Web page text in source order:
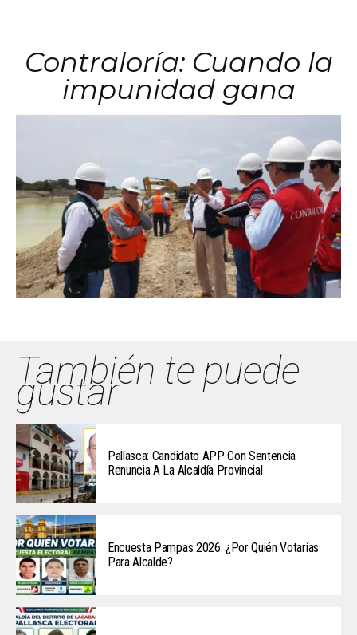
Contraloría: Cuando la
impunidad gana
También te puede
gustar
Pallasca: Candidato APP Con Sentencia
Renuncia A La Alcaldía Provincial
Encuesta Pampas 2026: ¿Por Quién Votarías
Para Alcalde?